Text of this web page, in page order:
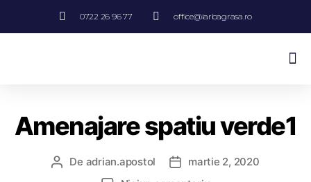
0722 26 96 77 office@iarbagrasa.ro
Amenajare spatiu verde1
De adrian.apostol
martie 2, 2020